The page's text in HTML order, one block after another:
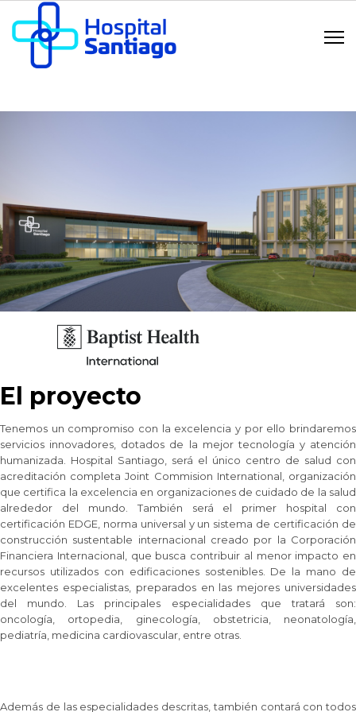
El proyecto
Tenemos un compromiso con la excelencia y por ello brindaremos
servicios innovadores, dotados de la mejor tecnología y atención
humanizada. Hospital Santiago, será el único centro de salud con
acreditación completa Joint Commision International, organización
que certifica la excelencia en organizaciones de cuidado de la salud
alrededor del mundo. También será el primer hospital con
certificación EDGE, norma universal y un sistema de certificación de
construcción sustentable internacional creado por la Corporación
Financiera Internacional, que busca contribuir al menor impacto en
recursos utilizados con edificaciones sostenibles. De la mano de
excelentes especialistas, preparados en las mejores universidades
del mundo. Las principales especialidades que tratará son:
oncología, ortopedia, ginecología, obstetricia, neonatología,
pediatría, medicina cardiovascular, entre otras.
Además de las especialidades descritas, también contará con todos